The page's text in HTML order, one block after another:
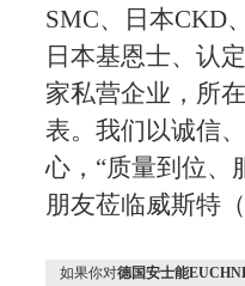
SMC、日本CKD
日本基恩士、认
家私营企业，所
表。我们以诚信
心，“质量到位、
朋友莅临威斯特
如果你对德国安士能